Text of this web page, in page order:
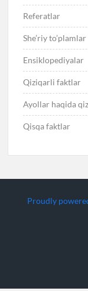
Referatlar
She’riy to’plamlar
Ensiklopediyalar
Qiziqarli faktlar
Ayollar haqida
Qisqa faktlar
Proudly